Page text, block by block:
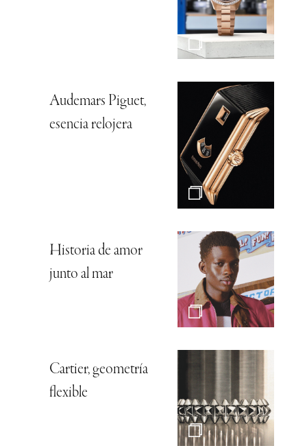
Audemars Piguet,
esencia relojera
Historia de amor
junto al mar
Cartier, geometría
flexible